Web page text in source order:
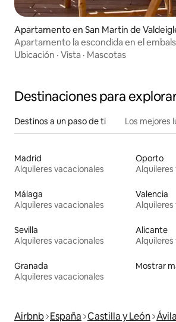
Apartamento en San Martín de
Apartamento la escondida en el
Ubicación · Vista · Mascotas
Destinaciones para
Destinos a un paso de ti Los mejores
Madrid
Alquileres vacacionales
Oporto
Alquileres
Málaga
Alquileres vacacionales
Valencia
Alquileres
Sevilla
Alquileres vacacionales
Alicante
Alquileres
Granada
Alquileres vacacionales
Mostrar
Airbnb España Castilla y León Ávila